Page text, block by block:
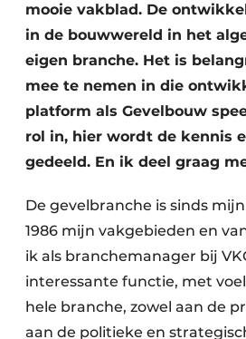
Vacatures
Video’s
mooie vakblad. De
in de bouwwereld in het
eigen branche. Het is
mee te nemen in die
platform als Gevelbouw
rol in, hier wordt de kennis
gedeeld. En ik deel graag
De gevelbranche is sinds
1986 mijn vakgebieden en
ik als branchemanager bij
interessante functie, met
hele branche, zowel aan de
aan de politieke en